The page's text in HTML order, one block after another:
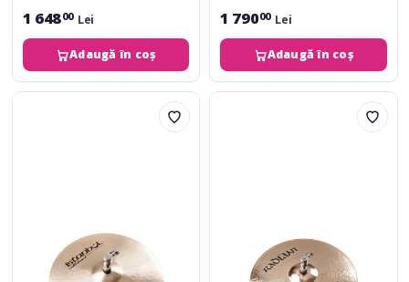
1 64800 Lei
Adaugă în coș
1 79000 Lei
Adaugă în coș
Istanbul
Istanbul